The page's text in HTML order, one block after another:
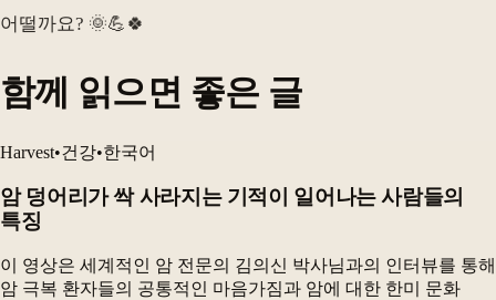
어떨까요? 🌞💪🍀
함께 읽으면 좋은 글
Harvest•건강•한국어
암 덩어리가 싹 사라지는 기적이 일어나는 사람들의
특징
이 영상은 세계적인 암 전문의 김의신 박사님과의 인터뷰를 통해
암 극복 환자들의 공통적인 마음가짐과 암에 대한 한미 문화